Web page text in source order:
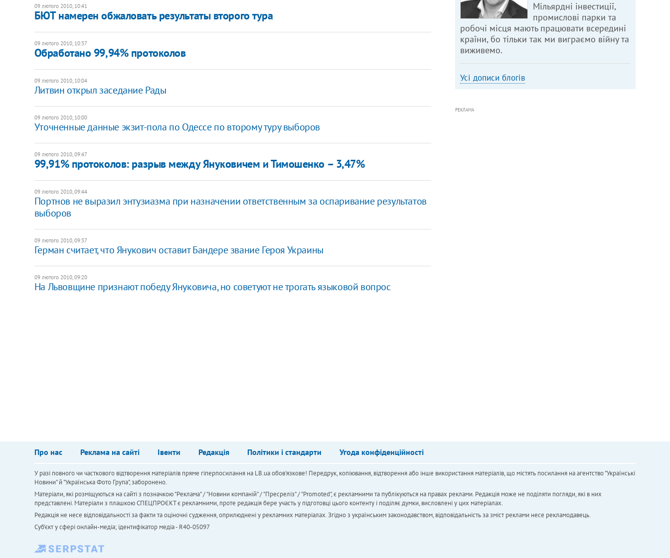
09 лютого 2010, 10:41
БЮТ намерен обжаловать результаты второго тура
09 лютого 2010, 10:37
Обработано 99,94% протоколов
09 лютого 2010, 10:04
Литвин открыл заседание Рады
09 лютого 2010, 10:00
Уточненные данные экзит-пола по Одессе по второму туру выборов
09 лютого 2010, 09:47
99,91% протоколов: разрыв между Януковичем и Тимошенко – 3,47%
09 лютого 2010, 09:44
Портнов не выразил энтузиазма при назначении ответственным за оспаривание результатов
выборов
09 лютого 2010, 09:37
Герман считает, что Янукович оставит Бандере звание Героя Украины
09 лютого 2010, 09:20
На Львовщине признают победу Януковича, но советуют не трогать языковой вопрос
Мільярдні інвестиції,
промислові парки та
робочі місця мають працювати всередині
країни, бо тільки так ми виграємо війну та
виживемо.
Усі дописи блогів
РЕКЛАМА
Про нас Реклама на сайті Івенти Редакція Політики і стандарти Угода конфіденційності
У разі повного чи часткового відтворення матеріалів пряме гіперпосилання на LB.ua обов'язкове! Передрук, копіювання, відтворення або інше використання матеріалів, що містять посилання на агентство "Українськi
Новини" й "Українська Фото Група", заборонено.
Матеріали, які розміщуються на сайті з позначкою "Реклама" / "Новини компаній" / "Пресреліз" / "Promoted", є рекламними та публікуються на правах реклами. Редакція може не поділяти погляди, які в них
представлені. Матеріали з плашкою СПЕЦПРОЄКТ є рекламними, проте редакція бере участь у підготовці цього контенту і поділяє думки, висловлені у цих матеріалах.
Редакція не несе відповідальності за факти та оціночні судження, оприлюднені у рекламних матеріалах. Згідно з українським законодавством, відповідальність за зміст реклами несе рекламодавець.
Cуб'єкт у сфері онлайн-медіа; ідентифікатор медіа - R40-05097